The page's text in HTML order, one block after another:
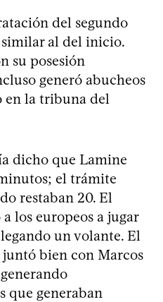
del segundo
al del inicio.
su posesión
generó abucheos
la tribuna del
dicho que Lamine
el trámite
restaban 20. El
los europeos a jugar
un volante. El
juntó bien con Marcos
que generaban